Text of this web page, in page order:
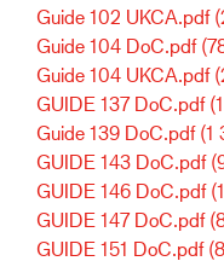
Guide 102 UKCA.pdf
Guide 104 DoC.pdf
Guide 104 UKCA.pdf
GUIDE 137 DoC.pdf
Guide 139 DoC.pdf (1
GUIDE 143 DoC.pdf
GUIDE 146 DoC.pdf
GUIDE 147 DoC.pdf
GUIDE 151 DoC.pdf